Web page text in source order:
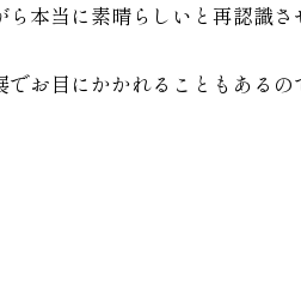
本当に素晴らしいと再認識さ
でお目にかかれることもある